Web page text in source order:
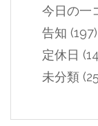
今日の一
告知 (197)
定休日
未分類